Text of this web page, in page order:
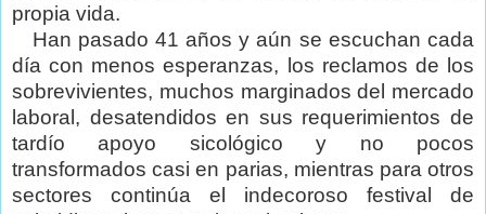
propia vida.
Han pasado 41 años y aún se escuchan cada
día con menos esperanzas, los reclamos de los
sobrevivientes, muchos marginados del mercado
laboral, desatendidos en sus requerimientos de
tardío apoyo sicológico y no pocos
transformados casi en parias, mientras para otros
sectores continúa el indecoroso festival de